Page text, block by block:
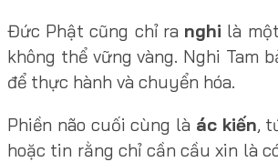
Đức Phật cũng chỉ ra nghi là
không thể vững vàng. Nghi Tam
để thực hành và chuyển hóa.
Phiền não cuối cùng là ác kiến,
hoặc tin rằng chỉ cần cầu xin là